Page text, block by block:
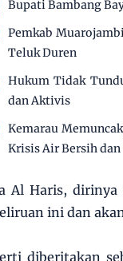
Bupati Bambang
Pemkab
Teluk Duren
Hukum Tidak
dan Aktivis
Kemarau
Krisis Air Bersih
Al Haris, dirinya
ini dan
diberitakan